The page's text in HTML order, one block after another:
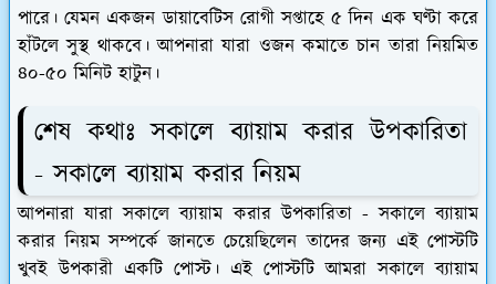
পারে। যেমন একজন ডায়াবেটিস রোগী সপ্তাহে ৫ দিন এক ঘণ্টা করে
হাঁটলে সুস্থ থাকবে। আপনারা যারা ওজন কমাতে চান তারা নিয়মিত
৪০-৫০ মিনিট হাটুন।
শেষ কথাঃ সকালে ব্যায়াম করার উপকারিতা
- সকালে ব্যায়াম করার নিয়ম
আপনারা যারা সকালে ব্যায়াম করার উপকারিতা - সকালে ব্যায়াম
করার নিয়ম সম্পর্কে জানতে চেয়েছিলেন তাদের জন্য এই পোস্টটি
খুবই উপকারী একটি পোস্ট। এই পোস্টটি আমরা সকালে ব্যায়াম